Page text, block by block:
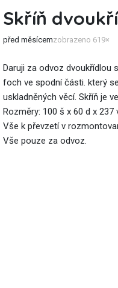
Skříň
před měsícemzobrazeno 619×
Daruji za odvoz dvoukřídlou
foch ve spodní části. který
uskladněných věcí. Skříň je
Rozměry: 100 š x 60 d x 237
Vše k převzetí v
Vše pouze za odvoz.